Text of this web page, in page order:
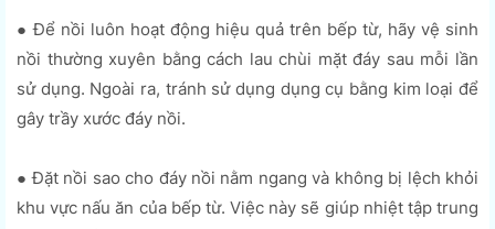
● Để nồi luôn hoạt động hiệu quả trên bếp từ, hãy vệ sinh
nồi thường xuyên bằng cách lau chùi mặt đáy sau mỗi lần
sử dụng. Ngoài ra, tránh sử dụng dụng cụ bằng kim loại để
gây trầy xước đáy nồi.
● Đặt nồi sao cho đáy nồi nằm ngang và không bị lệch khỏi
khu vực nấu ăn của bếp từ. Việc này sẽ giúp nhiệt tập trung